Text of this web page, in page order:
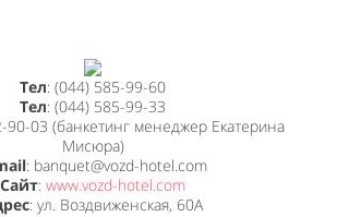
Тел: (044) 585-99-60
Тел: (044) 585-99-33
90-03 (банкетинг менеджер Екатерина
Мисюра)
: banquet@vozd-hotel.com
Сайт: www.vozd-hotel.com
: ул. Воздвиженская, 60А